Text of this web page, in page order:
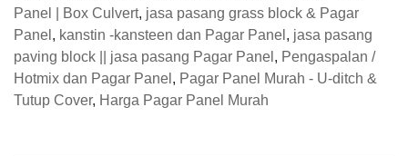
Panel | Box Culvert, jasa pasang grass block & Pagar
Panel , kanstin -kansteen dan Pagar Panel , jasa pasang
paving block || jasa pasang Pagar Panel , Pengaspalan /
Hotmix dan Pagar Panel , Pagar Panel Murah - U-ditch &
Tutup Cover, Harga Pagar Panel Murah